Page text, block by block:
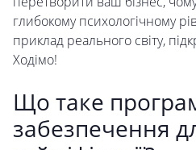
глибокому психологічному
приклад реального світу,
Ходімо!
Що таке
забезпечення